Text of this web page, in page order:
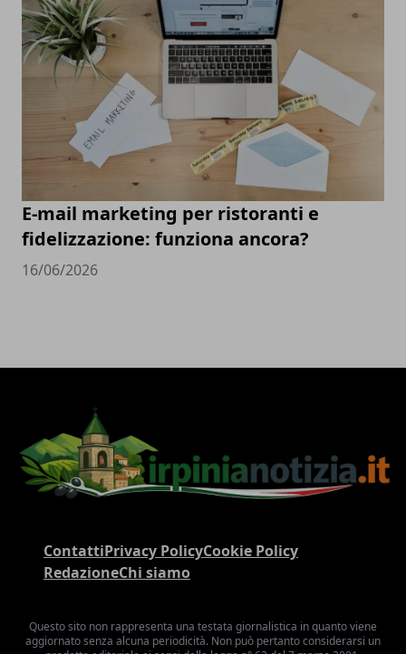
E-mail marketing per ristoranti e
fidelizzazione: funziona ancora?
16/06/2026
ContattiPrivacy PolicyCookie Policy
RedazioneChi siamo
Questo sito non rappresenta una testata giornalistica in quanto viene
aggiornato senza alcuna periodicità. Non può pertanto considerarsi un